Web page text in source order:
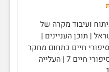
ועיבוד מקרה של
| תוכן העניינים |
3 | רקע תיאורטי 4 | סיפורי חיים כתחום מחקר
4 | השימוש בראיון בחקר סיפורי חיים 7 | העלייה